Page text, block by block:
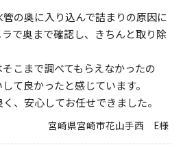
の奥に入り込んで詰まりの原因に
で奥まで確認し、きちんと取り除
こまで調べてもらえなかったの
て良かったと感じています。
、安心してお任せできました。
宮崎県宮崎市花山手西 E様